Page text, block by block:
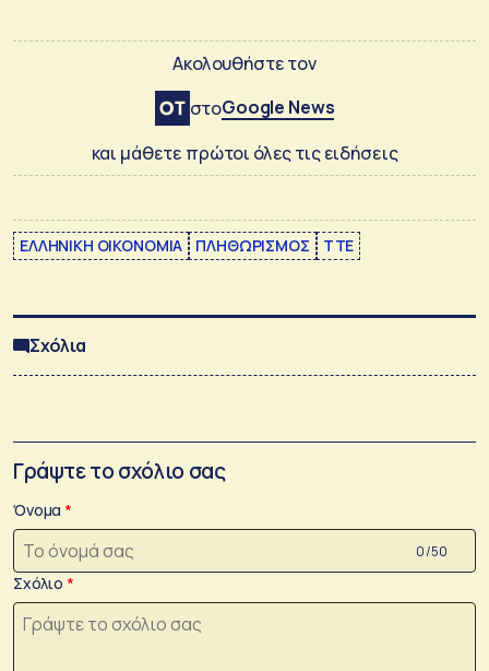
Ακολουθήστε τον
στοGoogle News
και μάθετε πρώτοι όλες τις ειδήσεις
ΕΛΛΗΝΙΚΗ ΟΙΚΟΝΟΜΙΑ ΠΛΗΘΩΡΙΣΜΟΣ ΤΤΕ
Σχόλια
Γράψτε το σχόλιο σας
Όνομα
0 /50
Σχόλιο